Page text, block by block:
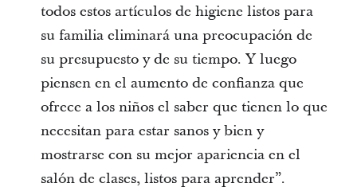
todos estos artículos de higiene listos para
su familia eliminará una preocupación de
su presupuesto y de su tiempo. Y luego
piensen en el aumento de confianza que
ofrece a los niños el saber que tienen lo que
necesitan para estar sanos y bien y
mostrarse con su mejor apariencia en el
salón de clases, listos para aprender”.